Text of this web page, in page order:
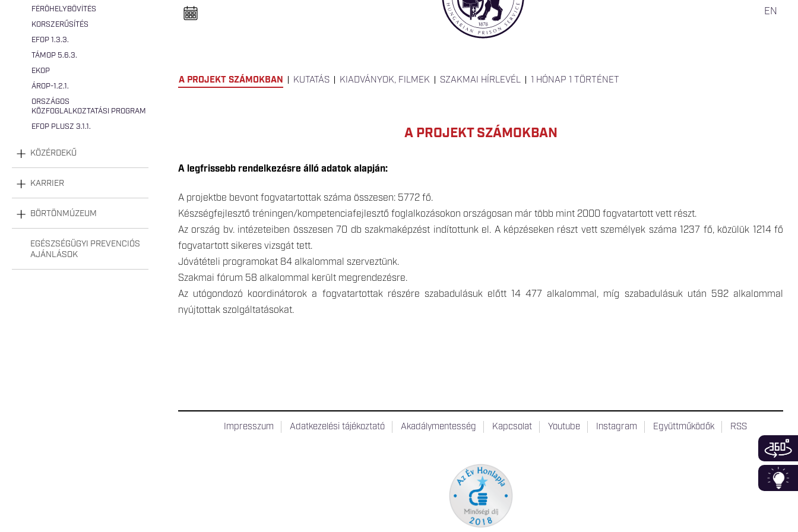
FÉRŐHELYBŐVÍTÉS
KORSZERŰSÍTÉS
EFOP 1.3.3.
TÁMOP 5.6.3.
EKOP
ÁROP-1.2.1.
ORSZÁGOS
KÖZFOGLALKOZTATÁSI PROGRAM
EFOP PLUSZ 3.1.1.
KÖZÉRDEKŰ
KARRIER
BÖRTÖNMÚZEUM
EGÉSZSÉGÜGYI PREVENCIÓS
AJÁNLÁSOK
EN
e
l
a
A PROJEKT SZÁMOKBAN KUTATÁS KIADVÁNYOK, FILMEK SZAKMAI HÍRLEVÉL 1 HÓNAP 1 TÖRTÉNET
A PROJEKT SZÁMOKBAN
A legfrissebb rendelkezésre álló adatok alapján:
A projektbe bevont fogvatartottak száma összesen: 5772 fő.
Készségfejlesztő tréningen/kompetenciafejlesztő foglalkozásokon országosan már több mint 2000 fogvatartott vett részt.
Az ország bv. intézeteiben összesen 70 db szakmaképzést indítottunk el. A képzéseken részt vett személyek száma 1237 fő, közülük 1214 fő
fogvatartott sikeres vizsgát tett.
Jóvátételi programokat 84 alkalommal szerveztünk.
Szakmai fórum 58 alkalommal került megrendezésre.
Az utógondozó koordinátorok a fogvatartottak részére szabadulásuk előtt 14 477 alkalommal, míg szabadulásuk után 592 alkalommal
nyújtottak szolgáltatásokat.
Impresszum Adatkezelési tájékoztató Akadálymentesség Kapcsolat Youtube Instagram Együttműködők RSS